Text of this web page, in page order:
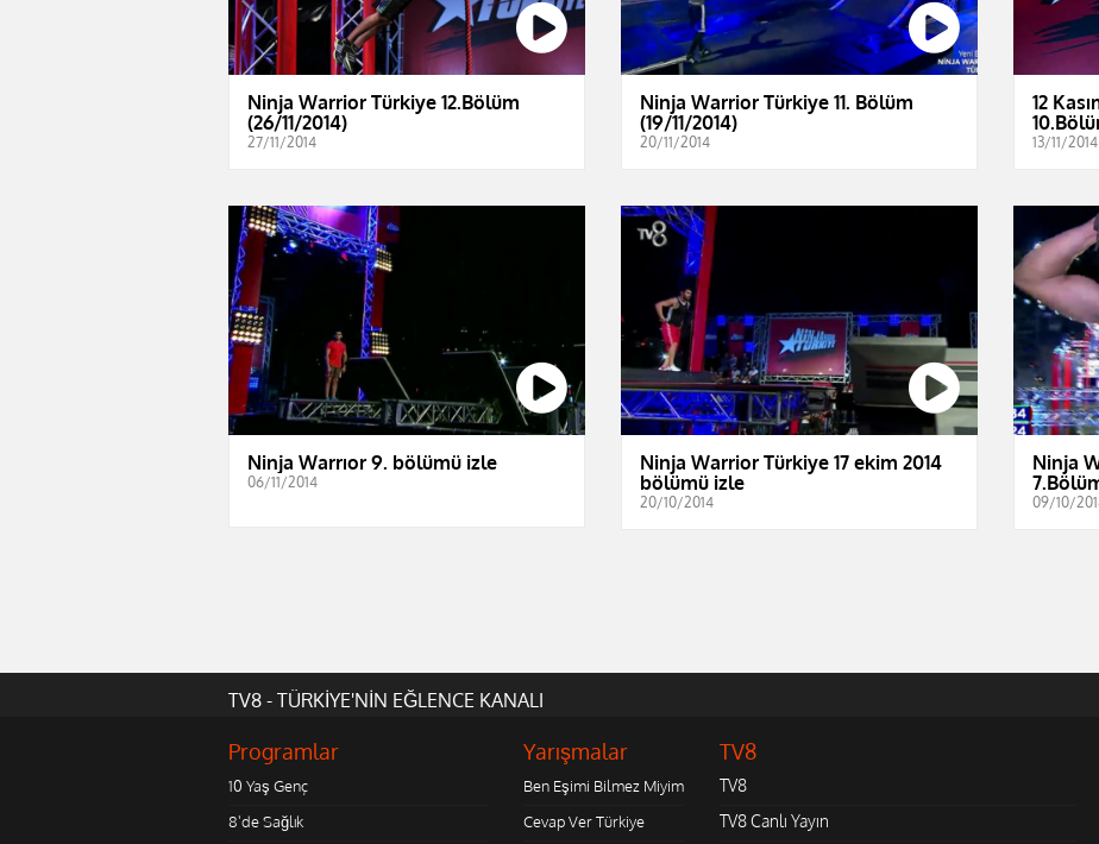
Ninja Warrior Türkiye 12.Bölüm
(26/11/2014)
27/11/2014
Ninja Warrior Türkiye 11. Bölüm
(19/11/2014)
20/11/2014
12
13/11/2014
Ninja Warrıor 9. bölümü izle
06/11/2014
Ninja Warrior Türkiye 17 ekim 2014
bölümü izle
20/10/2014
Ninja
09/10/
TV8 - TÜRKİYE'NİN EĞLENCE KANALI
Programlar
10 Yaş Genç
8'de Sağlık
Yarışmalar
Ben Eşimi Bilmez Miyim
Cevap Ver Türkiye
TV8
TV8
TV8 Canlı Yayın